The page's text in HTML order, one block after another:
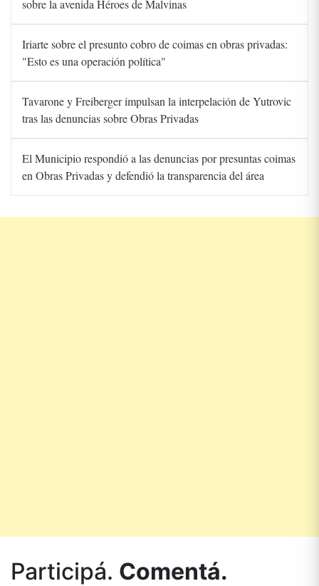
sobre la avenida Héroes de Malvinas
Iriarte sobre el presunto cobro de coimas en obras privadas:
"Esto es una operación política"
Tavarone y Freiberger impulsan la interpelación de Yutrovic
tras las denuncias sobre Obras Privadas
El Municipio respondió a las denuncias por presuntas coimas
en Obras Privadas y defendió la transparencia del área
Participá. Comentá.